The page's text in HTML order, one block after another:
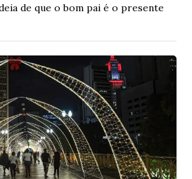
de que o bom pai é o presente